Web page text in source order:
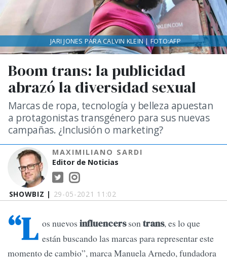
SHOWBIZ | 29-05-2021 11:02
Boom trans: la publicidad
abrazó la diversidad sexual
Marcas de ropa, tecnología y belleza apuestan
a protagonistas transgénero para sus nuevas
campañas. ¿Inclusión o marketing?
MAXIMILIANO SARDI
Editor de Noticias
JARI JONES PARA CALVIN KLEIN | FOTO:AFP
“L os nuevos influencerssontrans, es lo que
están buscando las marcas para representar este
momento de cambio”, marca Manuela Arnedo, fundadora